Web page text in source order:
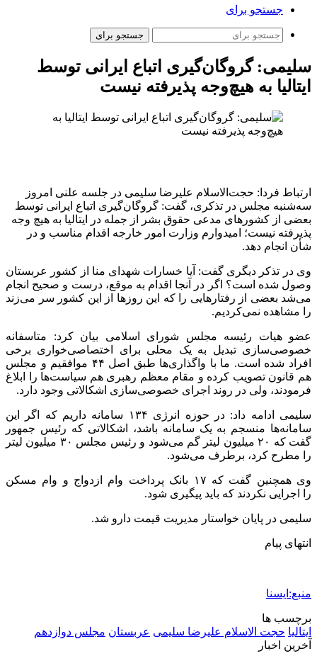
جستجو برای
جستجو برای
سلیمی: گروگان‌گیری اتباع ایرانی توسط
ایتالیا به هیچ‌وجه پذیرفته نیست
ارتباط فردا: حجت‌الاسلام علیرضا سلیمی در جلسه علنی امروز
سه‌شنبه مجلس در تذکری، گفت: گروگان‌گیری اتباع ایرانی توسط
بعضی از کشورهای مدعی حقوق بشر از جمله در ایتالیا به هیچ وجه
پذیرفته نیست؛ امیدوارم وزارت امور خارجه اقدام مناسب و در
شأن انجام دهد.
وی در تذکر دیگری گفت: آیا خسارات شهدای منا از کشور عربستان
وصول شده است؟ اگر در آنجا اقدام به موقع، درست و صحیح انجام
می‌شد بعضی از رفتارهایی را که این روزها از این کشور سر می‌زند
را مشاهده نمی‌کردیم.
عضو هیات رئیسه مجلس شورای اسلامی بیان کرد: متاسفانه
خصوصی‌سازی تبدیل به یک محلی برای اختصاصی‌خواری برخی
افراد شده است. ما با واگذاری‌ها طبق اصل ۴۴ موافقیم و مجلس
هم قانون تصویب کرده و مقام معظم رهبری هم سیاست‌ها را ابلاغ
فرمودند، ولی در روند اجرای خصوصی‌سازی اشکالاتی وجود دارد.
سلیمی ادامه داد: در حوزه انرژی ۱۳۴ سامانه داریم که اگر این
سامانه‌ها منسجم به یک سامانه باشد، اشکالاتی که رئیس جمهور
گفت که ۲۰ میلیون لیتر گم می‌شود و رئیس مجلس ۳۰ میلیون لیتر
را مطرح کرد، برطرف می‌شود.
وی همچنین گفت که ۱۷ بانک پرداخت وام ازدواج و وام مسکن
را اجرایی نکردند که باید پیگیری شود.
سلیمی در پایان خواستار مدیریت قیمت دارو شد.
انتهای پیام
منبع:ایسنا
برچسب ها
ايتاليا حجت الاسلام علیرضا سلیمی عربستان مجلس دوازدهم
آخرین اخبار